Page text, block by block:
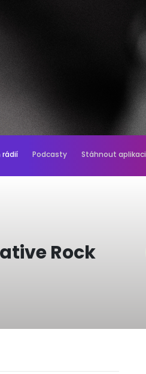
rádií Podcasty Stáhnout aplikaci
Rock